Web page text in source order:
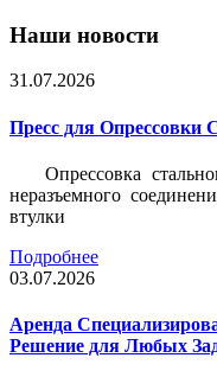
Наши новости
31.07.2026
Пресс для Опрессовки
Опрессовка
неразъемного
втулки
Подробнее
03.07.2026
Аренда
Решение для Любых